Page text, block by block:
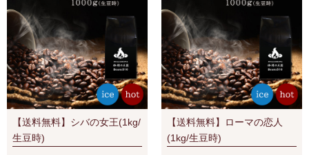
【送料無料】シバの女王(1kg/
生豆時)
【送料無料】ローマの恋人
(1kg/生豆時)